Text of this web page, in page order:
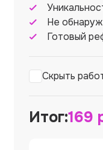
Не
Готовый
Скрыть
Итог:169